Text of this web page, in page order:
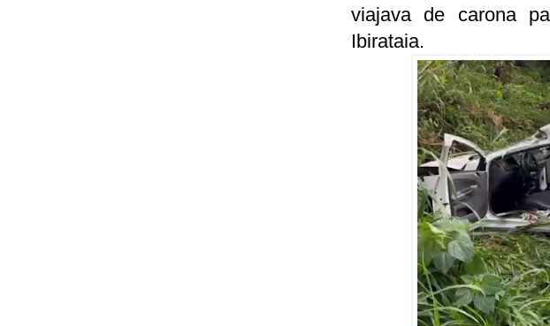
viajava de carona
Ibirataia.